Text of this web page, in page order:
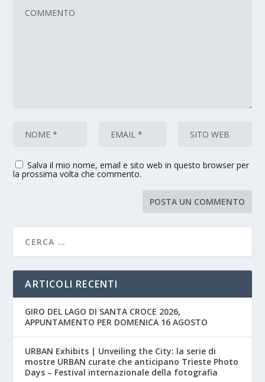
Salva il mio nome, email e sito web in questo browser per
la prossima volta che commento.
ARTICOLI RECENTI
GIRO DEL LAGO DI SANTA CROCE 2026,
APPUNTAMENTO PER DOMENICA 16 AGOSTO
URBAN Exhibits | Unveiling the City: la serie di
mostre URBAN curate che anticipano Trieste Photo
Days – Festival internazionale della fotografia